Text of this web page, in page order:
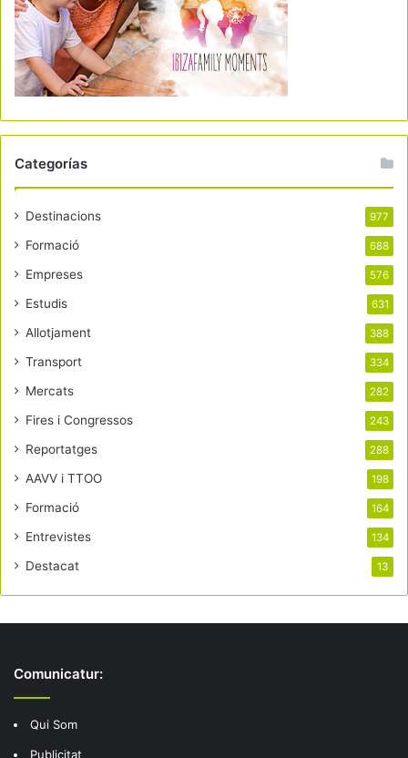
Categorías
Destinacions 977
Formació 688
Empreses 576
Estudis 631
Allotjament 388
Transport 334
Mercats 282
Fires i Congressos 243
Reportatges 288
AAVV i TTOO 198
Formació 164
Entrevistes 134
Destacat 13
Comunicatur:
Qui Som
Publicitat